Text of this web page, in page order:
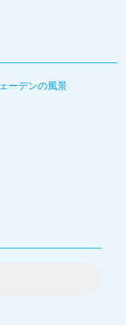
ーデンの風景